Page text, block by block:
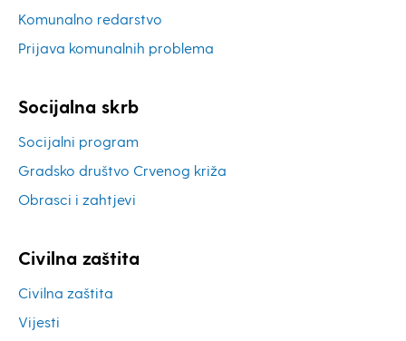
Komunalno redarstvo
Prijava komunalnih problema
Socijalna skrb
Socijalni program
Gradsko društvo Crvenog križa
Obrasci i zahtjevi
Civilna zaštita
Civilna zaštita
Vijesti